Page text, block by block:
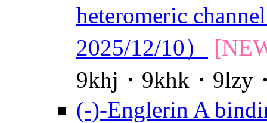
heteromeric
2025/12/10）
9khj・9khk・9lzy
(-)-Englerin A